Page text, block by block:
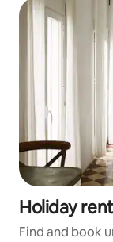
Holiday
Find and book